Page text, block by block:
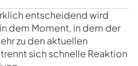
entscheidend wird
dem Moment, in dem der
zu den aktuellen
sich schnelle Reaktion